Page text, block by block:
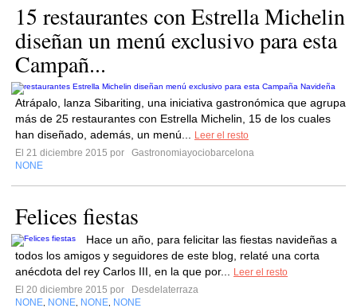
15 restaurantes con Estrella Michelin
diseñan un menú exclusivo para esta
Campañ...
Atrápalo, lanza Sibariting, una iniciativa gastronómica que agrupa
más de 25 restaurantes con Estrella Michelin, 15 de los cuales
han diseñado, además, un menú...
Leer el resto
El 21 diciembre 2015 por
Gastronomiayociobarcelona
NONE
Felices fiestas
Hace un año, para felicitar las fiestas navideñas a
todos los amigos y seguidores de este blog, relaté una corta
anécdota del rey Carlos III, en la que por...
Leer el resto
El 20 diciembre 2015 por
Desdelaterraza
NONE NONE NONE NONE